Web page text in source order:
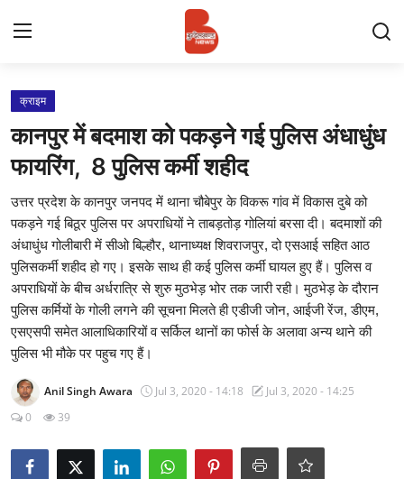
Contact
प्रमुख ख़बर
अपना शहर
राज्य
बुन्देलखण्ड
क्राइम
स्पोर्ट्स
क्राइम
कानपुर में बदमाश को पकड़ने गई पुलिस अंधाधुंध
फायरिंग, 8 पुलिस कर्मी शहीद
उत्तर प्रदेश के कानपुर जनपद में थाना चौबेपुर के विकरू गांव में विकास दुबे को
पकड़ने गई बिठूर पुलिस पर अपराधियों ने ताबड़तोड़ गोलियां बरसा दी। बदमाशों की
अंधाधुंध गोलीबारी में सीओ बिल्हौर, थानाध्यक्ष शिवराजपुर, दो एसआई सहित आठ
पुलिसकर्मी शहीद हो गए। इसके साथ ही कई पुलिस कर्मी घायल हुए हैं। पुलिस व
अपराधियों के बीच अर्धरात्रि से शुरु मुठभेड़ भोर तक जारी रही। मुठभेड़ के दौरान
पुलिस कर्मियों के गोली लगने की सूचना मिलते ही एडीजी जोन, आईजी रेंज, डीएम,
एसएसपी समेत आलाधिकारियों व सर्किल थानों का फोर्स के अलावा अन्य थाने की
पुलिस भी मौके पर पहुच गए हैं।
Anil Singh Awara Jul 3, 2020 - 14:18
Jul 3, 2020 - 14:25
0
39